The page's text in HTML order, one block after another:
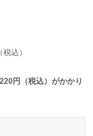
込）
円（税込）がかかり